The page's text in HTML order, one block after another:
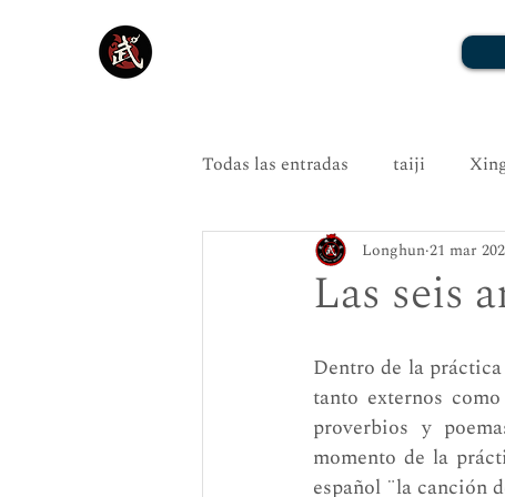
Todas las entradas taiji
Las seis
Longhun21 mar
Dentro de la
tanto externos
proverbios y
momento de la
español ¨la canción